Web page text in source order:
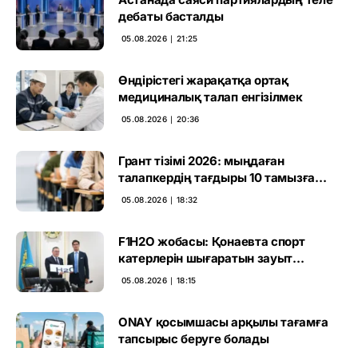
дебаты басталды
05.08.2026 ∣ 21:25
Өндірістегі жарақатқа ортақ
медициналық талап енгізілмек
05.08.2026 ∣ 20:36
Грант тізімі 2026: мыңдаған
талапкердің тағдыры 10 тамызға
дейін белгілі болады
05.08.2026 ∣ 18:32
F1H2O жобасы: Қонаевта спорт
катерлерін шығаратын зауыт
ашылмақ
05.08.2026 ∣ 18:15
ONAY қосымшасы арқылы тағамға
тапсырыс беруге болады